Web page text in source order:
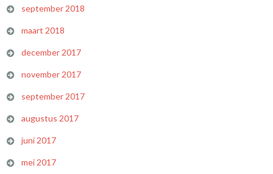
september 2018
maart 2018
december 2017
november 2017
september 2017
augustus 2017
juni 2017
mei 2017